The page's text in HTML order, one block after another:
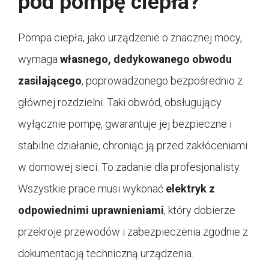
Pompa ciepła, jako urządzenie o znacznej mocy,
wymagawłasnego, dedykowanego obwodu
zasilającego, poprowadzonego bezpośrednio z
głównej rozdzielni. Taki obwód, obsługujący
wyłącznie pompę, gwarantuje jej bezpieczne i
stabilne działanie, chroniąc ją przed zakłóceniami
w domowej sieci. To zadanie dla profesjonalisty.
Wszystkie prace musi wykonać elektryk z
odpowiednimi uprawnieniami, który dobierze
przekroje przewodów i zabezpieczenia zgodnie z
dokumentacją techniczną urządzenia.